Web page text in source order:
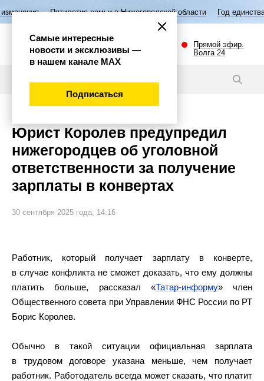
семьи в Нижегородской области Год единства народов
Прямой эфир.
Волга 24
Юрист Королев предупредил
нижегородцев об уголовной
ответственности за получение
зарплаты в конвертах
30 сентября 2025 года, 14:16
Работник, который получает зарплату в конверте,
в случае конфликта не сможет доказать, что ему должны
платить больше, рассказал «Татар-информу» член
Общественного совета при Управлении ФНС России по РТ
Борис Королев.
Обычно в такой ситуации официальная зарплата
в трудовом договоре указана меньше, чем получает
работник. Работодатель всегда может сказать, что платит
Самые интересные
новости и эксклюзивы —
в нашем канале МАХ
Подписаться